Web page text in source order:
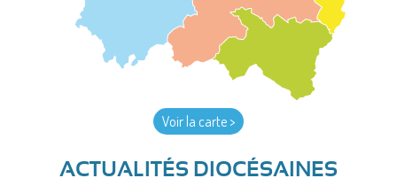
Voir la carte >
ACTUALITÉS DIOCÉSAINES